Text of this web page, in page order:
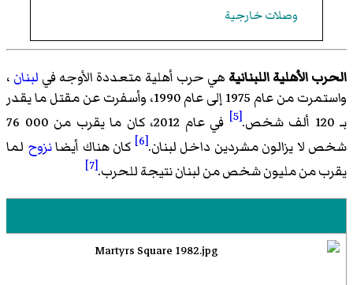
وصلات خارجية
الحرب الأهلية اللبنانية هي حرب أهلية متعددة الأوجه في لبنان ،
واستمرت من عام 1975 إلى عام 1990، وأسفرت عن مقتل ما يقدر
بـ 120 ألف شخص.
[5]
في عام 2012، كان ما يقرب من 000 76
شخص لا يزالون مشردين داخل لبنان.[6] كان هناك أيضانزوح لما
يقرب من مليون شخص من لبنان نتيجة للحرب.[7]